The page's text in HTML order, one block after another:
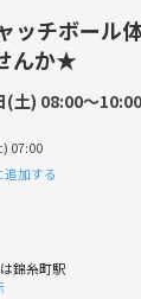
ッチボール
んか★
(土) 08:00〜10:00
07:00
加する
錦糸町駅